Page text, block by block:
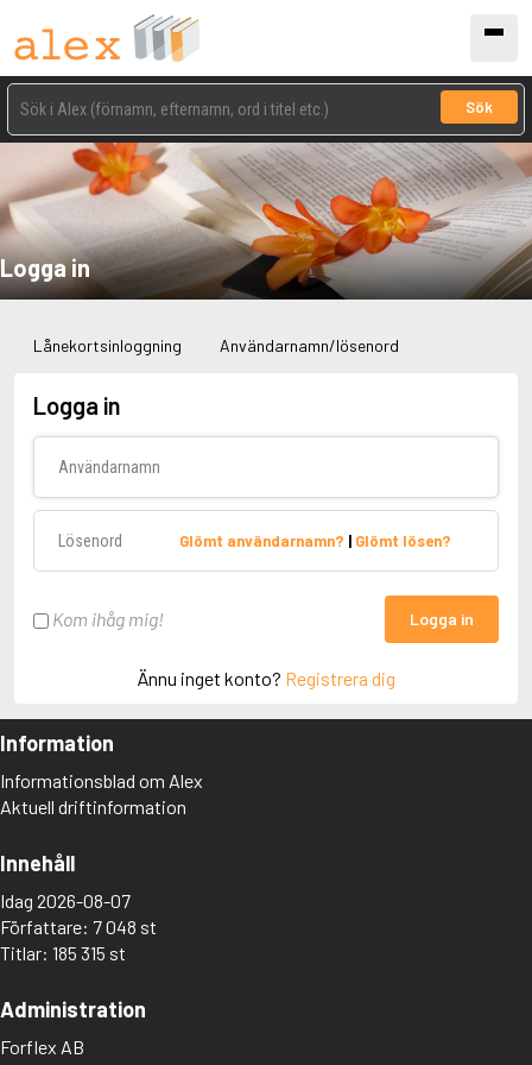
Sök
Logga in
Lånekortsinloggning Användarnamn/lösenord
Logga in
Glömt användarnamn? | Glömt lösen?
Kom ihåg mig! Logga in
Ännu inget konto? Registrera dig
Information
Informationsblad om Alex
Aktuell driftinformation
Innehåll
Idag 2026-08-07
Författare: 7 048 st
Titlar: 185 315 st
Administration
Forflex AB